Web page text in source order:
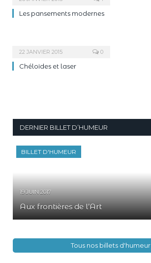
Les pansements modernes
22 JANVIER 2015 0
Chéloïdes et laser
DERNIER BILLET D’HUMEUR
BILLET D'HUMEUR
19 JUIN 2017
Aux frontières de l’Art
Tous nos billets d'humeur